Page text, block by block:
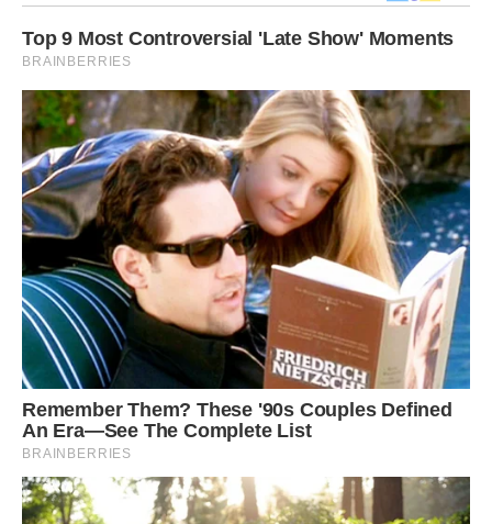
Квіти для іменинників
Букет квітів на день наpoдження повинен бути по-
справжньому пишним, розкішним, яскравим. Бажано, щоб
букет складався з улюблених квітів іменинника.